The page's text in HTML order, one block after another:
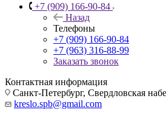
+7 (909) 166-90-84
Назад
Телефоны
+7 (909) 166-90-84
+7 (963) 316-88-99
Заказать звонок
Контактная информация
Санкт-Петербург, Свердловская
kreslo.spb@gmail.com